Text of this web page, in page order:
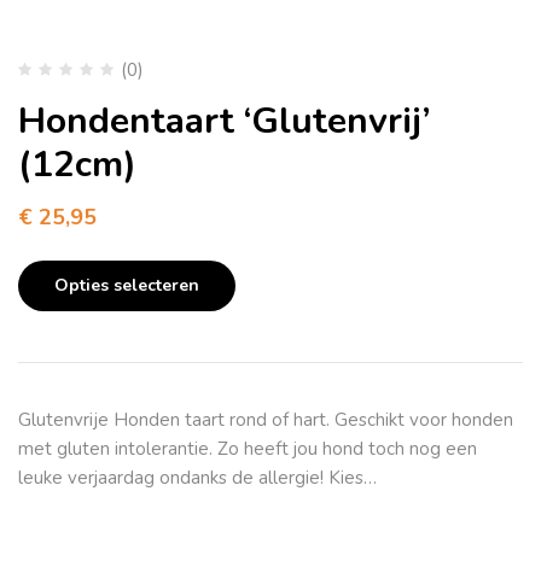
(0)
Hondentaart ‘Glutenvrij’
(12cm)
€ 25,95
Opties selecteren
Glutenvrije Honden taart rond of hart. Geschikt voor honden
met gluten intolerantie. Zo heeft jou hond toch nog een
leuke verjaardag ondanks de allergie! Kies…